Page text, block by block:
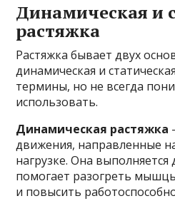
Динамическая и
растяжка
Растяжка бывает двух
динамическая и
термины, но не всегда
использовать.
Динамическая растяжка
движения, направленные
нагрузке. Она
помогает разогреть
и повысить